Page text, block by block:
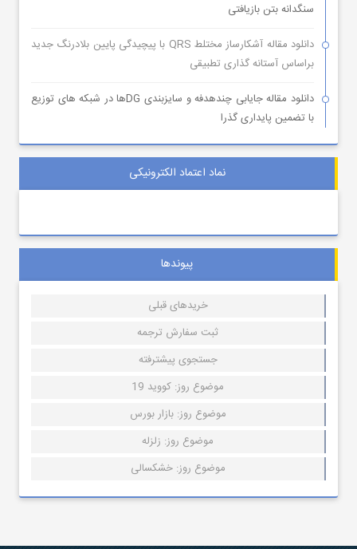
سنگدانه بتن بازیافتی
دانلود مقاله آشکارساز مختلط QRS با پیچیدگی پایین بلادرنگ جدید
براساس آستانه گذاری تطبیقی
دانلود مقاله جایابی چندهدفه و سایزبندی DGها در شبکه های توزیع
با تضمین پایداری گذرا
نماد اعتماد الکترونیکی
پیوندها
خریدهای قبلی
ثبت سفارش ترجمه
جستجوی پیشترفته
موضوع روز: کووید 19
موضوع روز: بازار بورس
موضوع روز: زلزله
موضوع روز: خشکسالی